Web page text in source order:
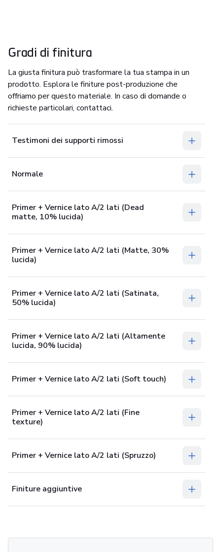
Gradi di finitura
La giusta finitura può trasformare la tua stampa in un
prodotto. Esplora le finiture post-produzione che
offriamo per questo materiale. In caso di domande o
richieste particolari, contattaci.
Testimoni dei supporti rimossi
Normale
Primer + Vernice lato A/2 lati (Dead
matte, 10% lucida)
Primer + Vernice lato A/2 lati (Matte, 30%
lucida)
Primer + Vernice lato A/2 lati (Satinata,
50% lucida)
Primer + Vernice lato A/2 lati (Altamente
lucida, 90% lucida)
Primer + Vernice lato A/2 lati (Soft touch)
Primer + Vernice lato A/2 lati (Fine
texture)
Primer + Vernice lato A/2 lati (Spruzzo)
Finiture aggiuntive